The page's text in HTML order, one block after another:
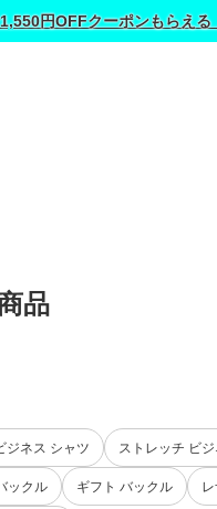
円OFFクーポンもらえ
品
ジネス シャツ ストレッチ ビジ
ックル ギフト バックル